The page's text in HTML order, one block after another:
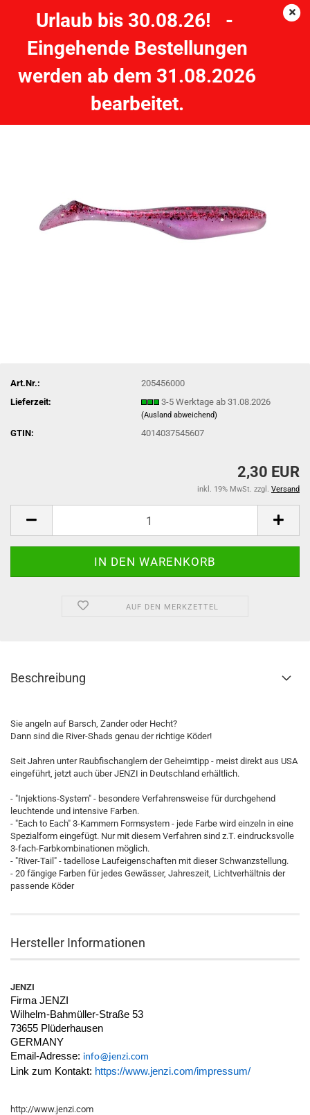
Urlaub bis 30.08.26! -
Eingehende Bestellungen
werden ab dem 31.08.2026
bearbeitet.
JENZI USA-BASS River-Shad Grösse 8" - 20 cm #A
Art.Nr.:
205456000
Lieferzeit:
3-5 Werktage ab 31.08.2026
(Ausland abweichend)
GTIN: 4014037545607
2,30 EUR
inkl. 19% MwSt. zzgl. Versand
AUF DEN MERKZETTEL
Beschreibung
Sie angeln auf Barsch, Zander oder Hecht?
Dann sind die River-Shads genau der richtige Köder!
Seit Jahren unter Raubfischanglern der Geheimtipp - meist direkt aus USA
eingeführt, jetzt auch über JENZI in Deutschland erhältlich.
- "Injektions-System" - besondere Verfahrensweise für durchgehend
leuchtende und intensive Farben.
- "Each to Each" 3-Kammern Formsystem - jede Farbe wird einzeln in eine
Spezialform eingefügt. Nur mit diesem Verfahren sind z.T. eindrucksvolle
3-fach-Farbkombinationen möglich.
- "River-Tail" - tadellose Laufeigenschaften mit dieser Schwanzstellung.
- 20 fängige Farben für jedes Gewässer, Jahreszeit, Lichtverhältnis der
passende Köder
Hersteller Informationen
JENZI
Firma JENZI
Wilhelm-Bahmüller-Straße 53
73655 Plüderhausen
GERMANY
Email-Adresse: info@jenzi.com
Link zum Kontakt: https://www.jenzi.com/impressum/
http://www.jenzi.com